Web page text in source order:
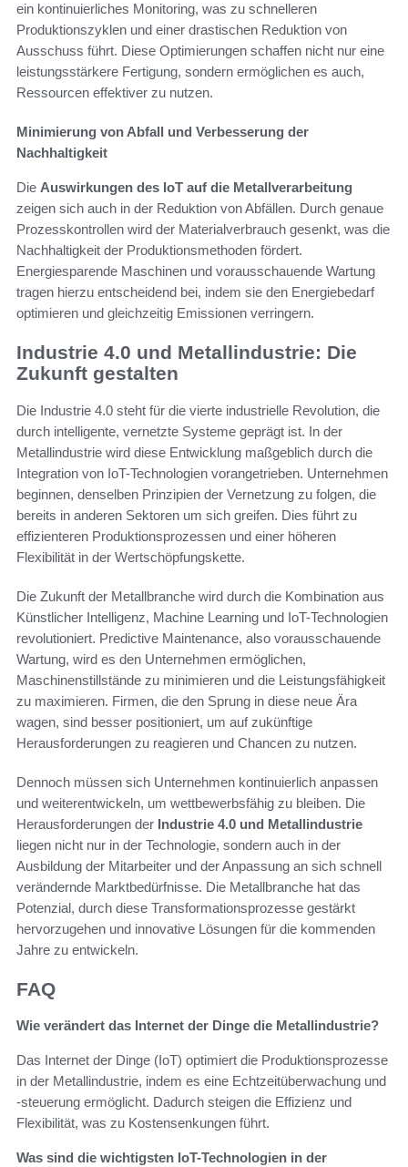
ein kontinuierliches Monitoring, was zu schnelleren
Produktionszyklen und einer drastischen Reduktion von
Ausschuss führt. Diese Optimierungen schaffen nicht nur eine
leistungsstärkere Fertigung, sondern ermöglichen es auch,
Ressourcen effektiver zu nutzen.
Minimierung von Abfall und Verbesserung der
Nachhaltigkeit
Die Auswirkungen des IoT auf die Metallverarbeitung
zeigen sich auch in der Reduktion von Abfällen. Durch genaue
Prozesskontrollen wird der Materialverbrauch gesenkt, was die
Nachhaltigkeit der Produktionsmethoden fördert.
Energiesparende Maschinen und vorausschauende Wartung
tragen hierzu entscheidend bei, indem sie den Energiebedarf
optimieren und gleichzeitig Emissionen verringern.
Industrie 4.0 und Metallindustrie: Die
Zukunft gestalten
Die Industrie 4.0 steht für die vierte industrielle Revolution, die
durch intelligente, vernetzte Systeme geprägt ist. In der
Metallindustrie wird diese Entwicklung maßgeblich durch die
Integration von IoT-Technologien vorangetrieben. Unternehmen
beginnen, denselben Prinzipien der Vernetzung zu folgen, die
bereits in anderen Sektoren um sich greifen. Dies führt zu
effizienteren Produktionsprozessen und einer höheren
Flexibilität in der Wertschöpfungskette.
Die Zukunft der Metallbranche wird durch die Kombination aus
Künstlicher Intelligenz, Machine Learning und IoT-Technologien
revolutioniert. Predictive Maintenance, also vorausschauende
Wartung, wird es den Unternehmen ermöglichen,
Maschinenstillstände zu minimieren und die Leistungsfähigkeit
zu maximieren. Firmen, die den Sprung in diese neue Ära
wagen, sind besser positioniert, um auf zukünftige
Herausforderungen zu reagieren und Chancen zu nutzen.
Dennoch müssen sich Unternehmen kontinuierlich anpassen
und weiterentwickeln, um wettbewerbsfähig zu bleiben. Die
Herausforderungen der Industrie 4.0 und Metallindustrie
liegen nicht nur in der Technologie, sondern auch in der
Ausbildung der Mitarbeiter und der Anpassung an sich schnell
verändernde Marktbedürfnisse. Die Metallbranche hat das
Potenzial, durch diese Transformationsprozesse gestärkt
hervorzugehen und innovative Lösungen für die kommenden
Jahre zu entwickeln.
FAQ
Wie verändert das Internet der Dinge die Metallindustrie?
Das Internet der Dinge (IoT) optimiert die Produktionsprozesse
in der Metallindustrie, indem es eine Echtzeitüberwachung und
-steuerung ermöglicht. Dadurch steigen die Effizienz und
Flexibilität, was zu Kostensenkungen führt.
Was sind die wichtigsten IoT-Technologien in der